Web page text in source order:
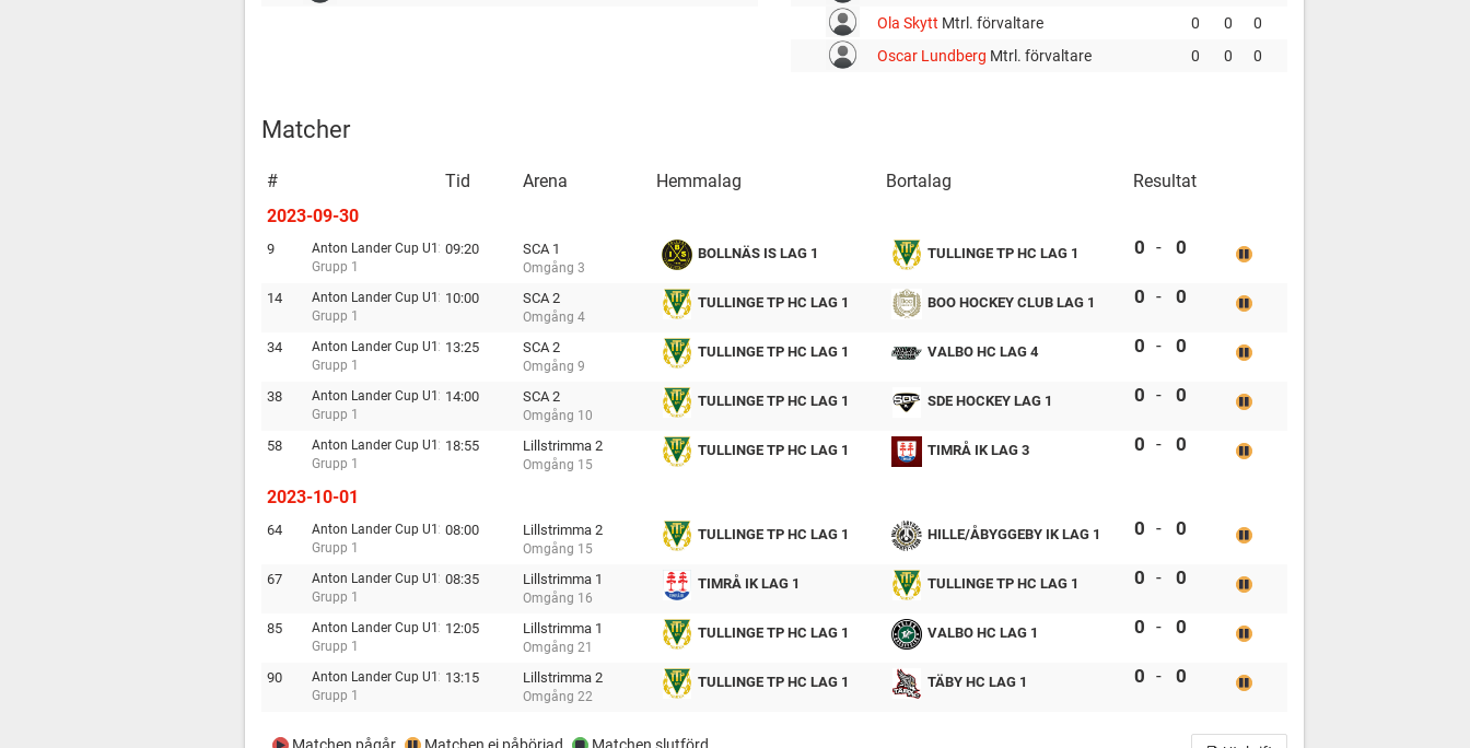
Ola Skytt Mtrl. förvaltare 0 0
0
Oscar Lundberg Mtrl. förvaltare 0 0 0
Matcher
# Tid Arena Hemmalag Bortalag
Resultat
2023-09-30
9
Anton Lander Cup U12
Grupp 1
09:20 SCA 1
Omgång 3
BOLLNÄS IS LAG 1 TULLINGE TP HC LAG 1 Bollnäs IS Lag 1 vs Tullinge TP HC Lag 1
0 - 0
14
Anton Lander Cup U12
Grupp 1
10:00 SCA 2
Omgång 4
TULLINGE TP HC LAG 1 BOO HOCKEY CLUB LAG 1 Tullinge TP HC Lag 1 vs Boo Hockey Club
0 - 0
34
Anton Lander Cup U12
Grupp 1
13:25 SCA 2
Omgång 9
TULLINGE TP HC LAG 1 VALBO HC LAG 4 Tullinge TP HC Lag 1 vs Valbo HC lag 4
0 - 0
38
Anton Lander Cup U12
Grupp 1
14:00 SCA 2
Omgång 10
TULLINGE TP HC LAG 1 SDE HOCKEY LAG 1 Tullinge TP HC Lag 1 vs SDE Hockey Lag 1
0 - 0
58
Anton Lander Cup U12
Grupp 1
18:55 Lillstrimma 2
Omgång 15
TULLINGE TP HC LAG 1 TIMRÅ IK LAG 3 Tullinge TP HC Lag 1 vs Timrå IK lag 3
0 - 0
2023-10-01
64
Anton Lander Cup U12
Grupp 1
08:00 Lillstrimma 2
Omgång 15
TULLINGE TP HC LAG 1 HILLE/ÅBYGGEBY IK LAG 1 Tullinge TP HC Lag 1 vs Hille/Åbyggeby IK
0 - 0
67
Anton Lander Cup U12
Grupp 1
08:35 Lillstrimma 1
Omgång 16
TIMRÅ IK LAG 1 TULLINGE TP HC LAG 1 Timrå IK Lag 1 vs Tullinge TP HC Lag 1
0 - 0
85
Anton Lander Cup U12
Grupp 1
12:05 Lillstrimma 1
Omgång 21
TULLINGE TP HC LAG 1 VALBO HC LAG 1 Tullinge TP HC Lag 1 vs Valbo HC Lag 1
0 - 0
90
Anton Lander Cup U12
Grupp 1
13:15 Lillstrimma 2
Omgång 22
TULLINGE TP HC LAG 1 TÄBY HC LAG 1 Tullinge TP HC Lag 1 vs Täby HC Lag 1
0 - 0